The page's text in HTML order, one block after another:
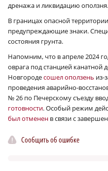
дренажа и ликвидацию оползня.
В границах опасной
предупреждающие знаки.
состояния грунта.
Напомним, что в апреле 2024
оврага под станцией канатной
Новгородесошел оползень из-
проведения аварийно-
№ 26 по Печерскому съезду
готовности. Особый режим
был отменен в связи с
Сообщить об ошибке